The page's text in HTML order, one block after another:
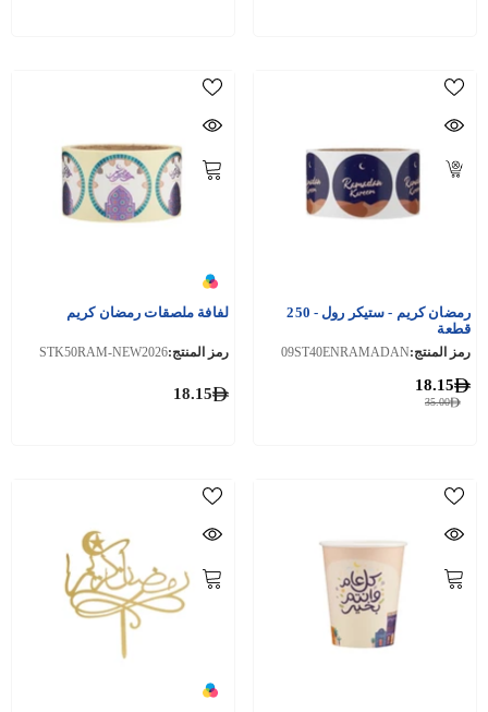
رمضان كريم - ستيكر رول - 250
قطعة
رمز المنتج:09ST40ENRAMADAN
35.00
18.15
لفافة ملصقات رمضان كريم
رمز المنتج:STK50RAM-NEW2026
18.15